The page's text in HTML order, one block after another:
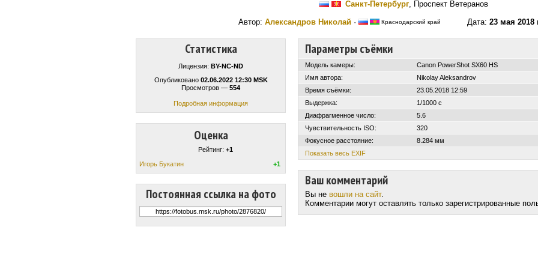
Санкт-Петербург, Проспект Ветеранов
Автор: Александров Николай · Краснодарский край Дата: 23 мая 2018
Статистика
Лицензия: BY-NC-ND
Опубликовано 02.06.2022 12:30 MSK
Просмотров — 554
Подробная информация
Оценка
Рейтинг: +1
Игорь Букатин
+1
Постоянная ссылка на фото
Параметры съёмки
Модель камеры:
Canon PowerShot SX60 HS
Имя автора:
Nikolay Aleksandrov
Время съёмки:
23.05.2018 12:59
Выдержка:
1/1000 с
Диафрагменное число:
5.6
Чувствительность ISO:
320
Фокусное расстояние:
8.284 мм
Показать весь EXIF
Ваш комментарий
Вы не вошли на сайт.
Комментарии могут оставлять только зарегистрированные